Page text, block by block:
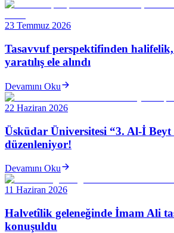
23 Temmuz 2026
Tasavvuf perspektifinden
yaratılış ele alındı
Devamını Oku
22 Haziran 2026
Üsküdar Üniversitesi “3. Al-İ Beyt
düzenleniyor!
Devamını Oku
11 Haziran 2026
Halvetîlik geleneğinde İmam Ali
konuşuldu